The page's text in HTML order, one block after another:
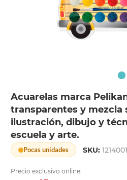
Acuarelas marca
transparentes y mezcla
ilustración, dibujo y
escuela y arte.
Pocas unidades SKU:
Precio exclusivo online: